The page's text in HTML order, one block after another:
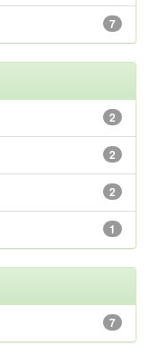
7
2
2
2
1
7